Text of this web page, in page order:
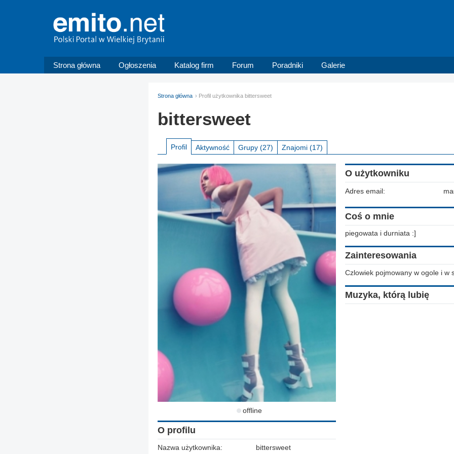
Strona główna Ogłoszenia Katalog firm Forum Poradniki Galerie
Strona główna Profil użytkownika bittersweet
bittersweet
Profil Aktywność Grupy (27) Znajomi (17)
offline
O profilu
Nazwa użytkownika:
bittersweet
O użytkowniku
Adres email:
Coś o mnie
piegowata i durniata :]
Zainteresowania
Czlowiek pojmowany w ogole i w
Muzyka, którą lubię